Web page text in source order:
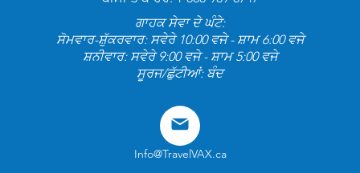
ਗਾਹਕ ਸੇਵਾ ਦੇ ਘੰਟੇ:
ਸੋਮਵਾਰ-ਸ਼ੁੱਕਰਵਾਰ: ਸਵੇਰੇ 10:00 ਵਜੇ - ਸ਼ਾਮ 6:00 ਵਜੇ
ਸ਼ਨੀਵਾਰ: ਸਵੇਰੇ 9:00 ਵਜੇ - ਸ਼ਾਮ 5:00 ਵਜੇ
ਸੂਰਜ/ਛੁੱਟੀਆਂ: ਬੰਦ
Info@TravelVAX.ca